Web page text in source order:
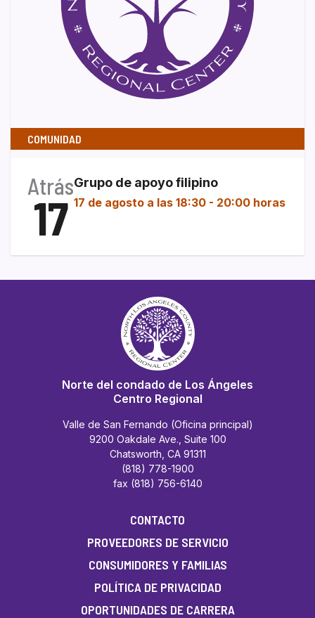
COMUNIDAD
Atrás
17
Grupo de apoyo filipino
17 de agosto a las 18:30 - 20:00 horas
Norte del condado de Los Ángeles
Centro Regional
Valle de San Fernando (Oficina principal)
9200 Oakdale Ave., Suite 100
Chatsworth, CA 91311
(818) 778-1900
fax (818) 756-6140
CONTACTO
PROVEEDORES DE SERVICIO
CONSUMIDORES Y FAMILIAS
POLÍTICA DE PRIVACIDAD
OPORTUNIDADES DE CARRERA